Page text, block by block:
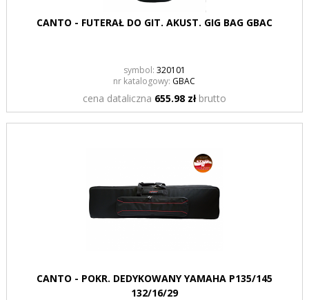
CANTO - FUTERAŁ DO GIT. AKUST. GIG BAG GBAC
symbol: 320101
nr katalogowy: GBAC
cena dataliczna 655.98 złbrutto
CANTO - POKR. DEDYKOWANY YAMAHA P135/145
132/16/29